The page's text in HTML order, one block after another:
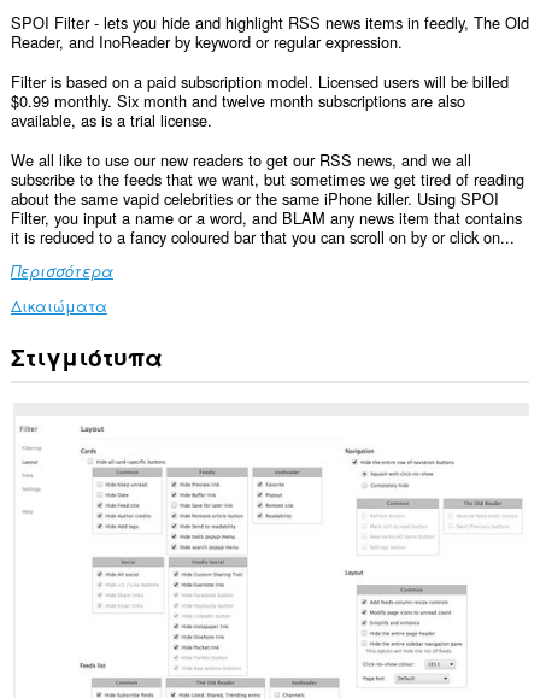
SPOI Filter - lets you hide and highlight RSS news items in feedly, The Old
Reader, and InoReader by keyword or regular expression.
Filter is based on a paid subscription model. Licensed users will be billed
$0.99 monthly. Six month and twelve month subscriptions are also
available, as is a trial license.
We all like to use our new readers to get our RSS news, and we all
subscribe to the feeds that we want, but sometimes we get tired of reading
about the same vapid celebrities or the same iPhone killer. Using SPOI
Filter, you input a name or a word, and BLAM any news item that contains
it is reduced to a fancy coloured bar that you can scroll on by or click on...
Περισσότερα
Δικαιώματα
Αυτή
η
να
έχει
πρόσβαση
στα
δεδομένα
ορισμένους
Στιγμιότυπα